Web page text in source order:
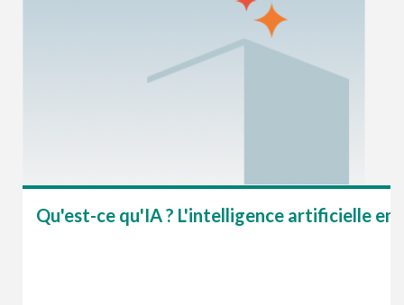
Qu'est-ce qu'IA ? L'intelligence artificielle en